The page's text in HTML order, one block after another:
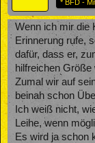
* BFD -
Wenn ich mir die
Erinnerung rufe,
dafür, dass er,
hilfreichen Größe
Zumal wir auf
beinah schon
Ich weiß nicht,
Leihe, wenn
Es wird ja schon